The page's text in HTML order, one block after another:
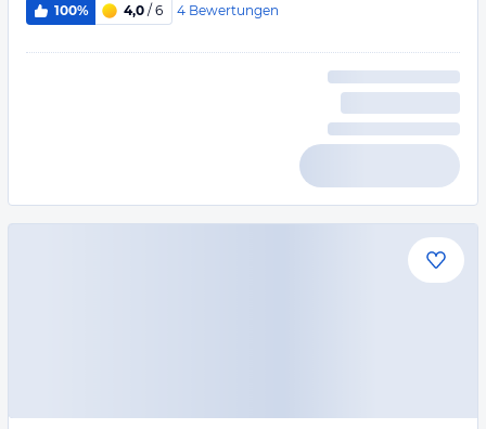
100% 4,0 / 6 4 Bewertungen